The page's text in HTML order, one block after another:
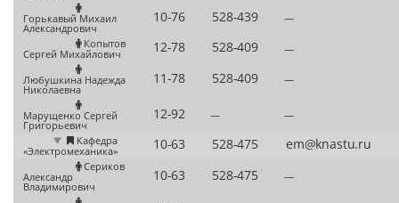
Горькавый Михаил
Александрович
—
Копытов
Сергей Михайлович
—
Любушкина Надежда
Николаевна
—
Марущенко Сергей
Григорьевич
—
—
Кафедра
«Электромеханика»
Сериков
Александр
Владимирович
—